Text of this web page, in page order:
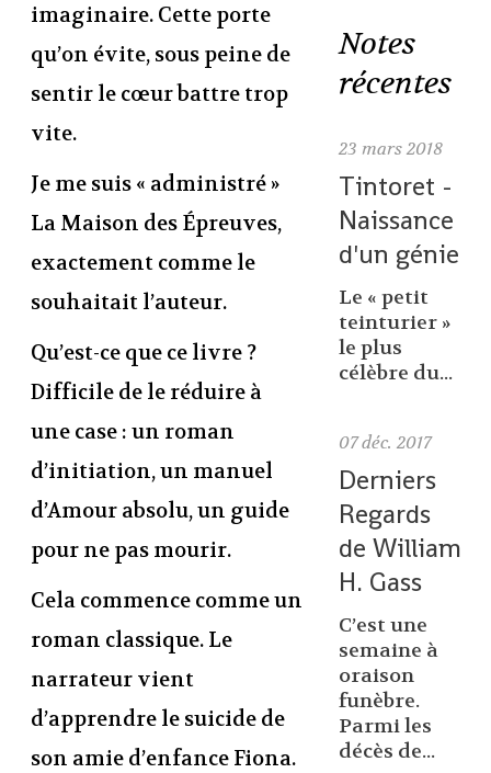
imaginaire. Cette porte
qu’on évite, sous peine de
sentir le cœur battre trop
vite.
Je me suis « administré »
La Maison des Épreuves,
exactement comme le
souhaitait l’auteur.
Qu’est-ce que ce livre ?
Difficile de le réduire à
une case : un roman
d’initiation, un manuel
d’Amour absolu, un guide
pour ne pas mourir.
Cela commence comme un
roman classique. Le
narrateur vient
d’apprendre le suicide de
son amie d’enfance Fiona.
Notes
récentes
23 mars 2018
Tintoret -
Naissance
d'un génie
Le « petit
teinturier »
le plus
célèbre du...
07 déc. 2017
Derniers
Regards
de William
H. Gass
C’est une
semaine à
oraison
funèbre.
Parmi les
décès de...